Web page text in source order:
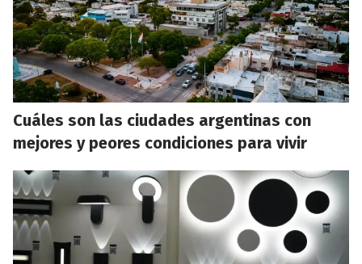
Cuáles son las ciudades argentinas con
mejores y peores condiciones para vivir